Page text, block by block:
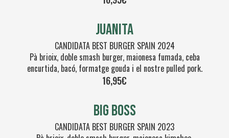
JUANITA
CANDIDATA BEST BURGER SPAIN 2024
Pà brioix, doble smash burger, maionesa fumada, ceba
encurtida, bacó, formatge gouda i el nostre pulled pork.
16,95€
BIG BOSS
CANDIDATA BEST BURGER SPAIN 2023